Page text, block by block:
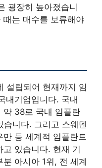
굉장히 높아졌습니
때는 매수를 보류해야
설립되어 현재까지 임
내기업입니다. 국내
약 38로 국내 임플란
습니다. 그리고 스웨덴
등 세계적 임플란트
있습니다. 현재 기
아시아 1위, 전 세계